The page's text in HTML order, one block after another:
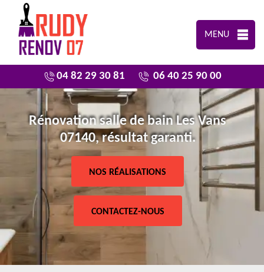
MENU
04 82 29 30 81 06 40 25 90 00
Rénovation salle de bain Les Vans
07140, résultat garanti.
NOS RÉALISATIONS
CONTACTEZ-NOUS